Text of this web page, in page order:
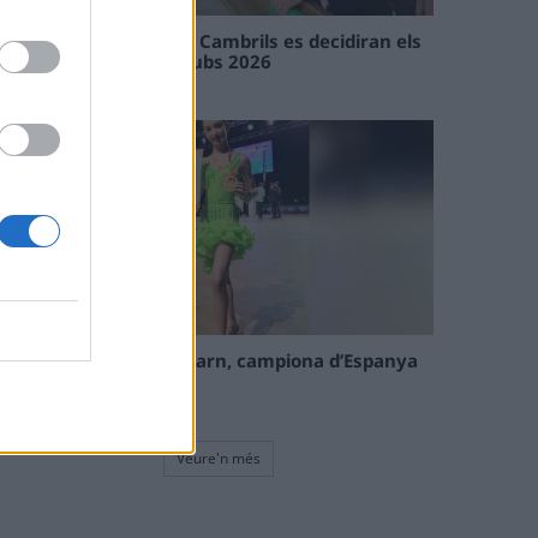
En les tirades de Flix i Cambrils es decidiran els
campions de l’Interclubs 2026
La tortosina Cinta Talarn, campiona d’Espanya
Veure'n més